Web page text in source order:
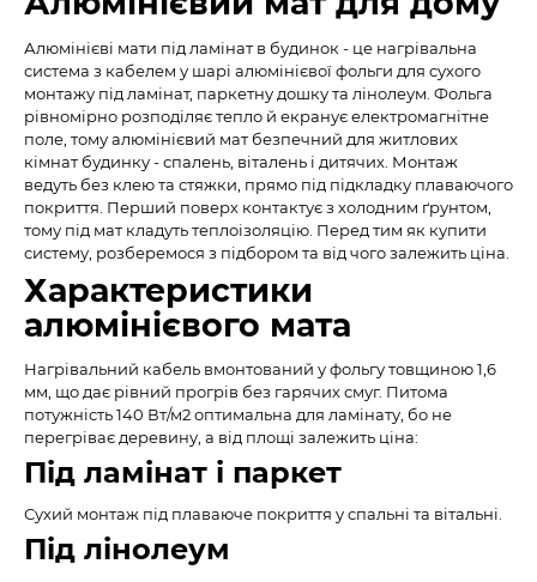
Алюмінієві мати під ламінат в будинок - це нагрівальна
система з кабелем у шарі алюмінієвої фольги для сухого
монтажу під ламінат, паркетну дошку та лінолеум. Фольга
рівномірно розподіляє тепло й екранує електромагнітне
поле, тому алюмінієвий мат безпечний для житлових
кімнат будинку - спалень, віталень і дитячих. Монтаж
ведуть без клею та стяжки, прямо під підкладку плаваючого
покриття. Перший поверх контактує з холодним ґрунтом,
тому під мат кладуть теплоізоляцію. Перед тим як купити
систему, розберемося з підбором та від чого залежить ціна.
Характеристики
алюмінієвого мата
Нагрівальний кабель вмонтований у фольгу товщиною 1,6
мм, що дає рівний прогрів без гарячих смуг. Питома
потужність 140 Вт/м2 оптимальна для ламінату, бо не
перегріває деревину, а від площі залежить ціна:
Під ламінат і паркет
Сухий монтаж під плаваюче покриття у спальні та вітальні.
Під лінолеум